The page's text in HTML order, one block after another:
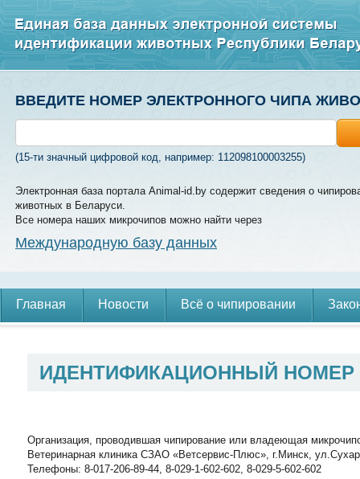
ВВЕДИТЕ НОМЕР ЭЛЕКТРОННОГО ЧИПА
(15-ти значный цифровой код, например: 112098100003255)
Электронная база портала Animal-id.by содержит сведения о
животных в Беларуси.
Все номера наших микрочипов можно найти через
Международную базу данных
Главная Новости Всё о чипировании
ИДЕНТИФИКАЦИОННЫЙ
Организация, проводившая чипирование или владеющая
Ветеринарная клиника СЗАО «Ветсервис-Плюс», г.Минск,
Телефоны: 8-017-206-89-44, 8-029-1-602-602, 8-029-5-602-602